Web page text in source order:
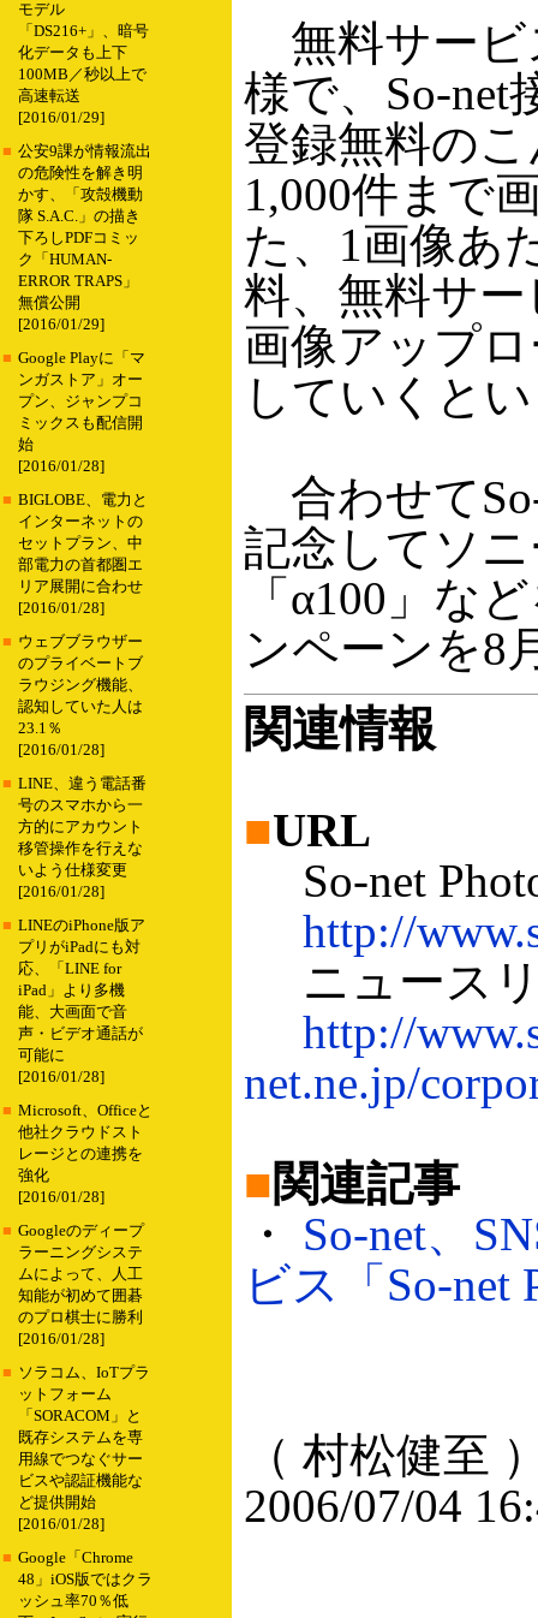
モデル
「DS216+」、暗号
化データも上下
100MB／秒以上で
高速転送
[2016/01/29]
■ 公安9課が情報流出
の危険性を解き明
かす、「攻殻機動
隊 S.A.C.」の描き
下ろしPDFコミッ
ク「HUMAN-
ERROR TRAPS」
無償公開
[2016/01/29]
■ Google Playに「マ
ンガストア」オー
プン、ジャンプコ
ミックスも配信開
始
[2016/01/28]
■ BIGLOBE、電力と
インターネットの
セットプラン、中
部電力の首都圏エ
リア展開に合わせ
[2016/01/28]
■ ウェブブラウザー
のプライベートブ
ラウジング機能、
認知していた人は
23.1％
[2016/01/28]
■ LINE、違う電話番
号のスマホから一
方的にアカウント
移管操作を行えな
いよう仕様変更
[2016/01/28]
■ LINEのiPhone版ア
プリがiPadにも対
応、「LINE for
iPad」より多機
能、大画面で音
声・ビデオ通話が
可能に
[2016/01/28]
■ Microsoft、Officeと
他社クラウドスト
レージとの連携を
強化
[2016/01/28]
■ Googleのディープ
ラーニングシステ
ムによって、人工
知能が初めて囲碁
のプロ棋士に勝利
[2016/01/28]
■ ソラコム、IoTプラ
ットフォーム
「SORACOM」と
既存システムを専
用線でつなぐサー
ビスや認証機能な
ど提供開始
[2016/01/28]
■ Google「Chrome
48」iOS版ではクラ
ッシュ率70％低
無料サービ
様で、So-net
登録無料の
1,000件まで
た、1画像あ
料、無料サ
画像アップ
していくと
合わせて
記念してソ
「α100」な
ンペーンを8
関連情報
■URL
So-net
http://
ニュースリ
http://
net.ne.jp/
■関連記事
・ So-net、
ビス「So-net
（ 村松健至
2006/07/04